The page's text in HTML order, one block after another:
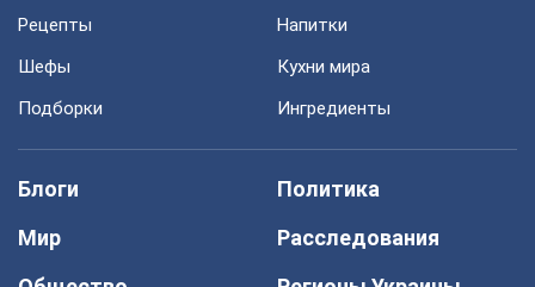
Рецепты
Напитки
Шефы
Кухни мира
Подборки
Ингредиенты
Блоги
Политика
Мир
Расследования